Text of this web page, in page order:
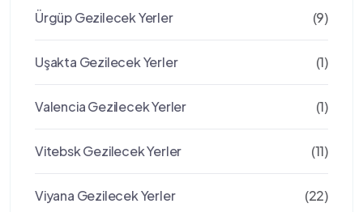
Ürgüp Gezilecek Yerler (9)
Uşakta Gezilecek Yerler (1)
Valencia Gezilecek Yerler (1)
Vitebsk Gezilecek Yerler (11)
Viyana Gezilecek Yerler (22)